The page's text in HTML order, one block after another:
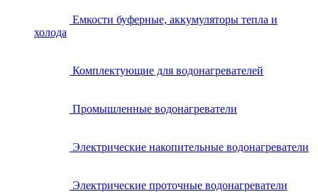
Емкости буферные, аккумуляторы тепла и
холода
Комплектующие для водонагревателей
Промышленные водонагреватели
Электрические накопительные водонагреватели
Электрические проточные водонагреватели